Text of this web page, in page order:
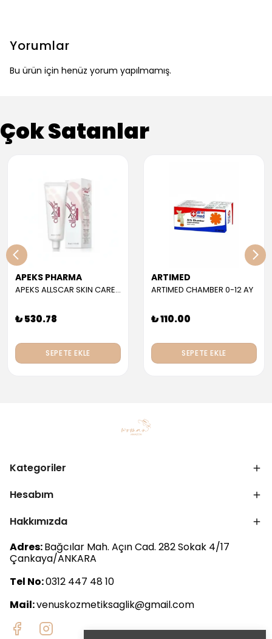
Yorumlar
Bu ürün için henüz yorum yapılmamış.
Çok Satanlar
APEKS PHARMA
APEKS ALLSCAR SKIN CARE GEL 30 ML
₺ 530.78
SEPETE EKLE
ARTIMED
ARTIMED CHAMBER 0-12 AY
₺ 110.00
SEPETE EKLE
Kategoriler
Hesabım
Hakkımızda
Adres:Bağcılar Mah. Açın Cad. 282 Sokak 4/17
Çankaya/ANKARA
Tel No:0312 447 48 10
Mail:venuskozmetiksaglik@gmail.com